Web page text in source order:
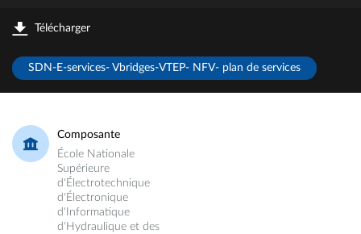
Télécharger
SDN-E-services- Vbridges-VTEP- NFV- plan de services
Composante
École Nationale
Supérieure
d'Électrotechnique
d'Électronique
d'Informatique
d'Hydraulique et des